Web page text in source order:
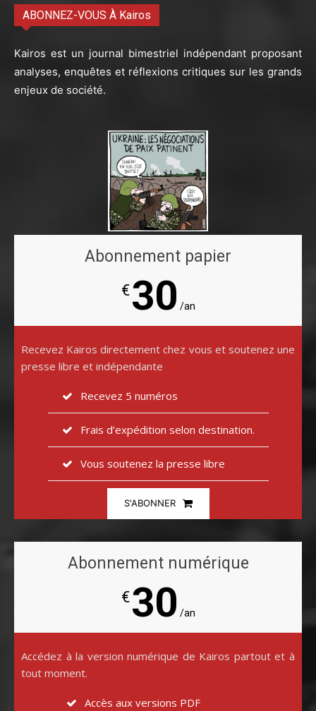
ABONNEZ-VOUS À Kairos
Kairos est un journal bimestriel indépendant proposant
analyses, enquêtes et réflexions critiques sur les grands
enjeux de société.
Abonnement papier
€30 /an
Recevez Kairos directement chez vous et soutenez une
presse libre et indépendante
Recevez 5 numéros
Frais d’expédition selon destination.
Vous soutenez la presse libre
S'ABONNER
Abonnement numérique
€30 /an
Accédez à la version numérique de Kairos partout et à
tout moment.
Accès aux versions PDF